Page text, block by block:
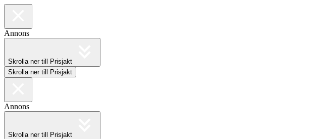
Annons
Skrolla ner till Prisjakt
Skrolla ner till Prisjakt
Annons
Skrolla ner till Prisjakt